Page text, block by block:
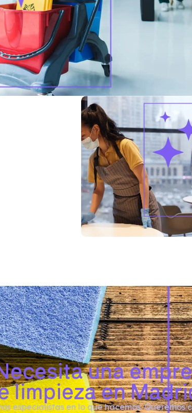
una
limpieza en
especialistas en lo que hacemos. Queremos